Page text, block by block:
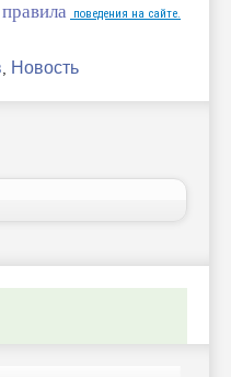
поведения на сайте.
, Новость